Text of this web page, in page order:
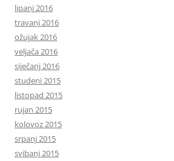
lipanj 2016
travanj 2016
ožujak 2016
veljača 2016
siječanj 2016
studeni 2015
listopad 2015
rujan 2015
kolovoz 2015
srpanj 2015
svibanj 2015